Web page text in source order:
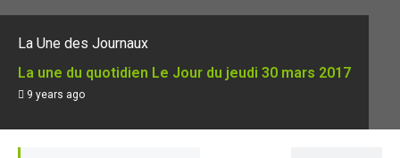
La Une des Journaux
La une du quotidien Le Jour du jeudi 30 mars 2017
9 years ago